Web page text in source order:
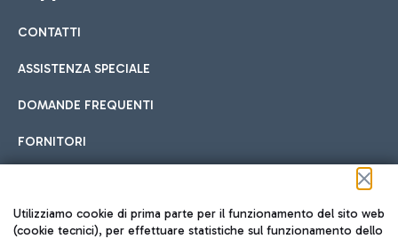
Cucina Internazionale
Hotel in aeroporto
Scegli l'alloggio più adatto e approfitta della vicinanza
all'aeroporto.
Car sharing
Con il Car Sharing è ancora più facile spostarsi
CONTATTI
ASSISTENZA SPECIALE
DOMANDE FREQUENTI
FORNITORI
Seguici sui social
Utilizziamo cookie di prima parte per il funzionamento del sito web
(cookie tecnici), per effettuare statistiche sul funzionamento dello